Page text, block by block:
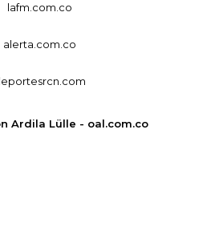
lafm.com.co
alerta.com.co
Ardila Lülle - oal.com.co